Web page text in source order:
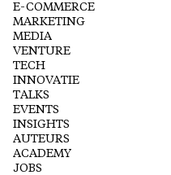
E-COMMERCE
MARKETING
MEDIA
VENTURE
TECH
INNOVATIE
TALKS
EVENTS
INSIGHTS
AUTEURS
ACADEMY
JOBS